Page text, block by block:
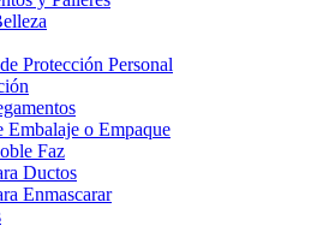
Protección Personal
Embalaje o Empaque
Faz
Ductos
Enmascarar